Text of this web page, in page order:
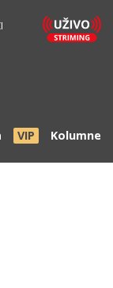
VIP Kolumne